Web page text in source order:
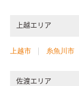
上越エリア
上越市 糸魚川市
佐渡エリア